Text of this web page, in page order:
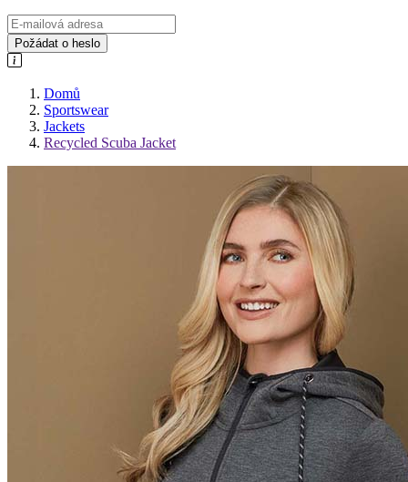
Požádat o heslo
Domů
Sportswear
Jackets
Recycled Scuba Jacket